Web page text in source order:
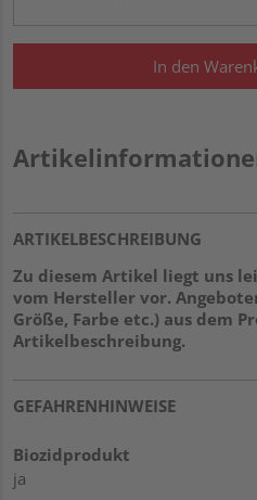
In den
ARTIKELBESCHREIBUNG
Zu diesem Artikel liegt uns
vom Hersteller vor.
Größe, Farbe etc.) aus dem
Artikelbeschreibung.
GEFAHRENHINWEISE
Biozidprodukt
ja